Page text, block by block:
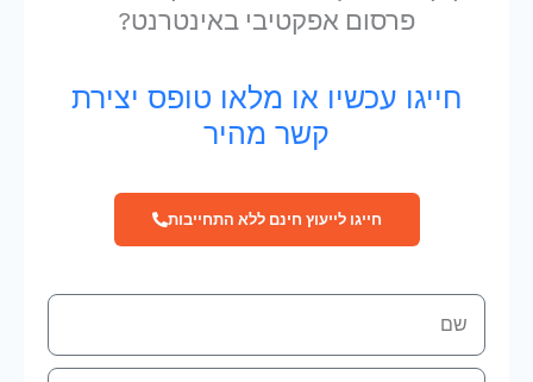
פרסום אפקטיבי באינטרנט?
חייגו עכשיו או מלאו טופס יצירת
קשר מהיר
חייגו לייעוץ חינם ללא התחייבות